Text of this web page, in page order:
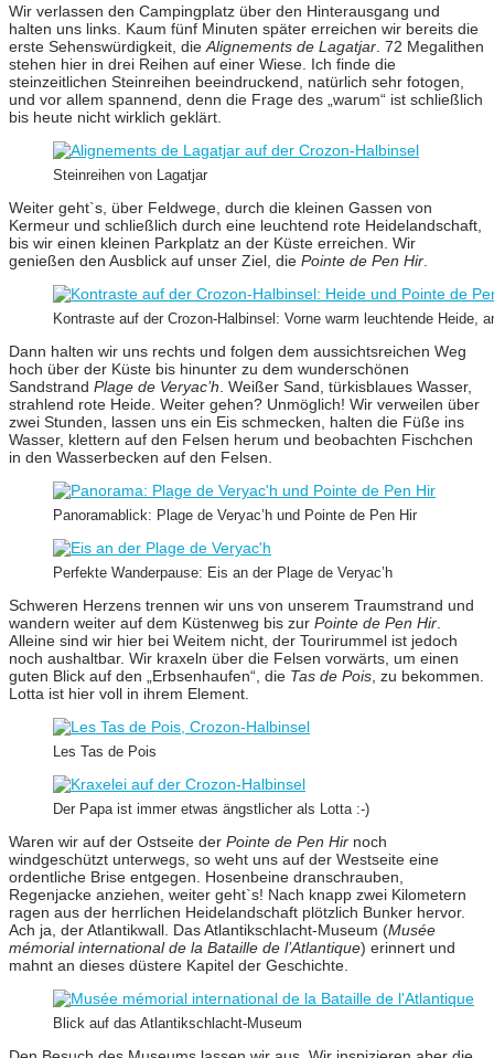
Wir verlassen den Campingplatz über den Hinterausgang und
halten uns links. Kaum fünf Minuten später erreichen wir bereits die
erste Sehenswürdigkeit, dieAlignements de Lagatjar. 72 Megalithen
stehen hier in drei Reihen auf einer Wiese. Ich finde die
steinzeitlichen Steinreihen beeindruckend, natürlich sehr fotogen,
und vor allem spannend, denn die Frage des „warum“ ist schließlich
bis heute nicht wirklich geklärt.
Steinreihen von Lagatjar
Weiter geht`s, über Feldwege, durch die kleinen Gassen von
Kermeur und schließlich durch eine leuchtend rote Heidelandschaft,
bis wir einen kleinen Parkplatz an der Küste erreichen. Wir
genießen den Ausblick auf unser Ziel, die Pointe de Pen Hir.
Kontraste auf der Crozon-Halbinsel: Vorne warm leuchtende Heide,
Dann halten wir uns rechts und folgen dem aussichtsreichen Weg
hoch über der Küste bis hinunter zu dem wunderschönen
Sandstrand Plage de Veryac’h. Weißer Sand, türkisblaues Wasser,
strahlend rote Heide. Weiter gehen? Unmöglich! Wir verweilen über
zwei Stunden, lassen uns ein Eis schmecken, halten die Füße ins
Wasser, klettern auf den Felsen herum und beobachten Fischchen
in den Wasserbecken auf den Felsen.
Panoramablick: Plage de Veryac’h und Pointe de Pen Hir
Perfekte Wanderpause: Eis an der Plage de Veryac’h
Schweren Herzens trennen wir uns von unserem Traumstrand und
wandern weiter auf dem Küstenweg bis zur Pointe de Pen Hir.
Alleine sind wir hier bei Weitem nicht, der Tourirummel ist jedoch
noch aushaltbar. Wir kraxeln über die Felsen vorwärts, um einen
guten Blick auf den „Erbsenhaufen“, die Tas de Pois, zu bekommen.
Lotta ist hier voll in ihrem Element.
Les Tas de Pois
Der Papa ist immer etwas ängstlicher als Lotta :-)
Waren wir auf der Ostseite der Pointe de Pen Hir noch
windgeschützt unterwegs, so weht uns auf der Westseite eine
ordentliche Brise entgegen. Hosenbeine dranschrauben,
Regenjacke anziehen, weiter geht`s! Nach knapp zwei Kilometern
ragen aus der herrlichen Heidelandschaft plötzlich Bunker hervor.
Ach ja, der Atlantikwall. Das Atlantikschlacht-Museum (Musée
mémorial international de la Bataille de l’Atlantique) erinnert und
mahnt an dieses düstere Kapitel der Geschichte.
Blick auf das Atlantikschlacht-Museum